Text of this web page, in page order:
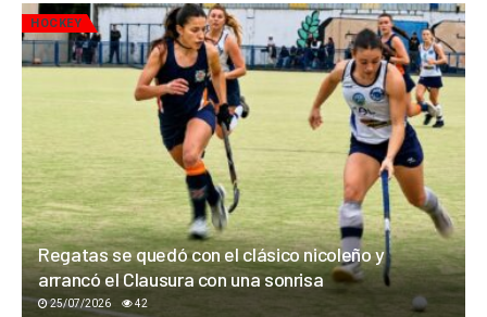
HOCKEY
Regatas se quedó con el clásico nicoleño y
arrancó el Clausura con una sonrisa
25/07/2026 42